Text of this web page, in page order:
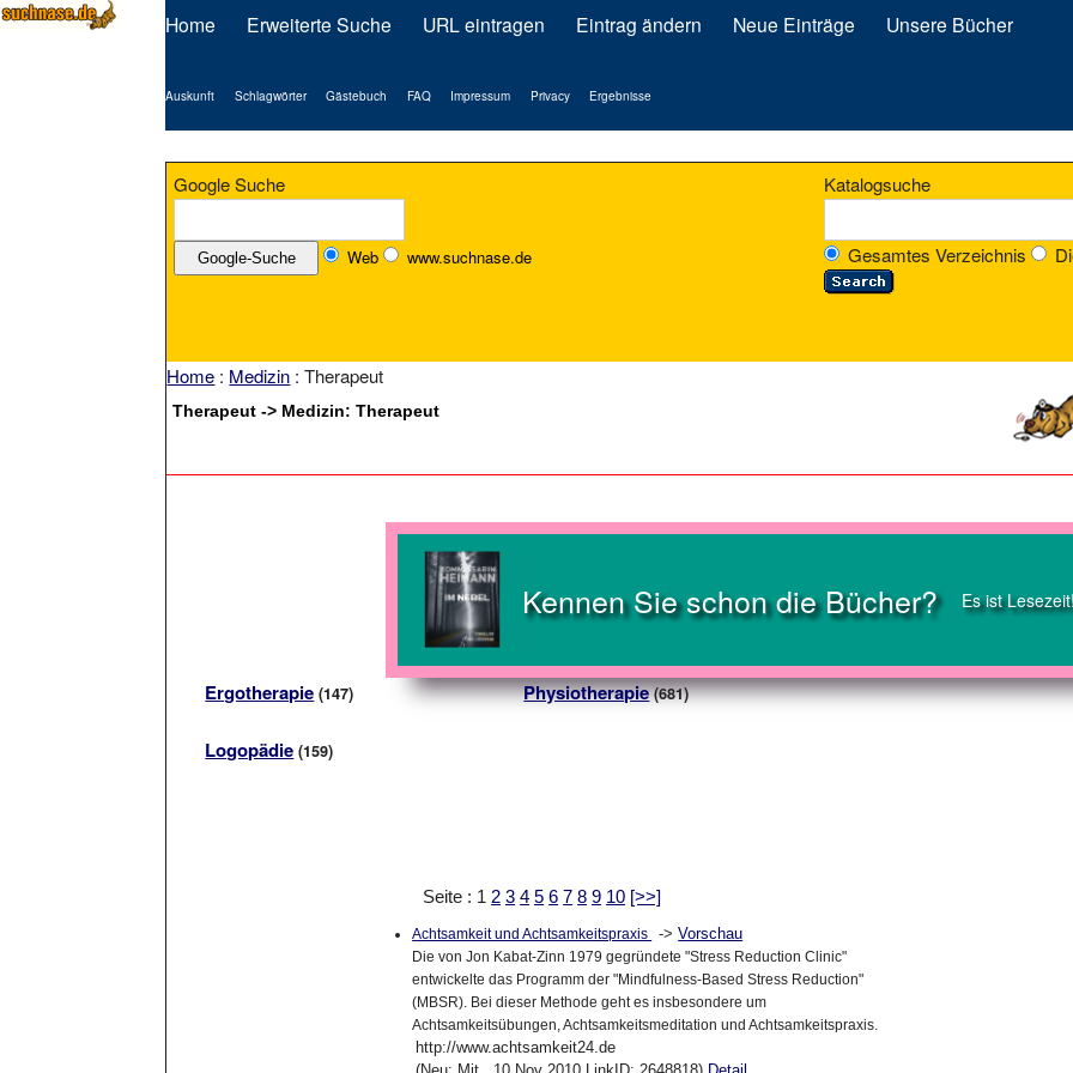
Home Erweiterte Suche URL eintragen Eintrag ändern Neue Einträge Unsere Bücher
Auskunft Schlagwörter Gästebuch FAQ Impressum Privacy Ergebnisse
Google Suche
Web www.suchnase.de
Katalogsuche
Gesamtes Verzeichnis
Home : Medizin : Therapeut
Therapeut -> Medizin: Therapeut
Kennen Sie schon die Bücher? Es ist
Ergotherapie (147)
Logopädie (159)
Physiotherapie (681)
Seite : 1 2 3 4 5 6 7 8 9 10 [>>]
Achtsamkeit und Achtsamkeitspraxis ->Vorschau
Die von Jon Kabat-Zinn 1979 gegründete "Stress Reduction Clinic"
entwickelte das Programm der "Mindfulness-Based Stress Reduction"
(MBSR). Bei dieser Methode geht es insbesondere um
Achtsamkeitsübungen, Achtsamkeitsmeditation und Achtsamkeitspraxis.
http://www.achtsamkeit24.de